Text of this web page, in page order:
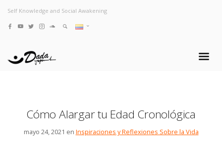
Self Knowledge and Social Awakening
Cómo Alargar tu Edad Cronológica
mayo 24, 2021 en Inspiraciones y Reflexiones Sobre la Vida